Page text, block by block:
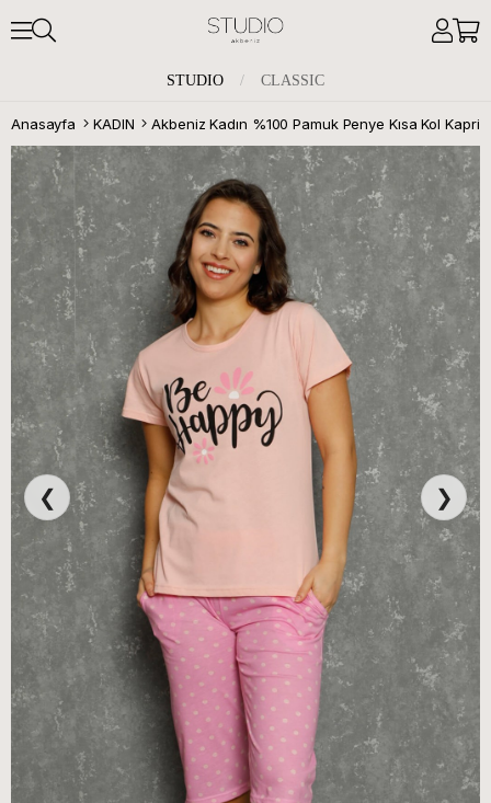
STUDIO / CLASSIC
Anasayfa KADIN
❮ ❯